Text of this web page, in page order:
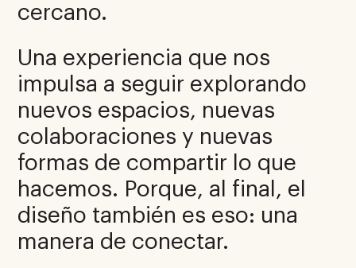
cercano.
Una experiencia que nos
impulsa a seguir explorando
nuevos espacios, nuevas
colaboraciones y nuevas
formas de compartir lo que
hacemos. Porque, al final, el
diseño también es eso: una
manera de conectar.